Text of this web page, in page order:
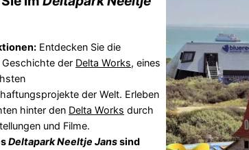
Entdecken Sie die
der Delta Works, eines
der Welt. Erleben
hinter den Delta Works durch
und Filme.
Deltapark Neeltje Janssind